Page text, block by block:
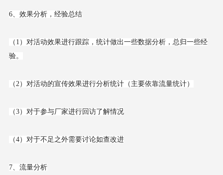
6、效果分析，经验总结
（1）对活动效果进行跟踪，统计做出一些数据分析，总归一些经
验。
（2）对活动的宣传效果进行分析统计（主要依靠流量统计）
（3）对于参与厂家进行回访了解情况
（4）对于不足之外需要讨论如查改进
7、流量分析